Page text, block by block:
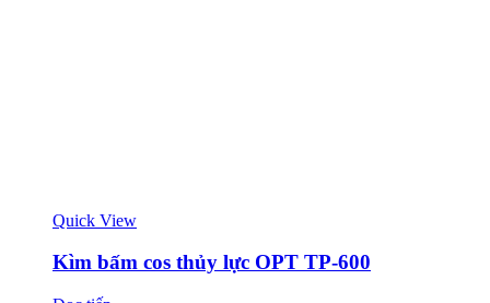
Quick View
Kìm bấm cos thủy lực OPT TP-600